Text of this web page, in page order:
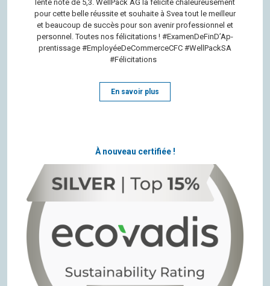
lente note de 5,3. Well­Pack AG la féli­cite cha­leu­reu­se­ment
pour cette belle réus­site et sou­haite à Svea tout le meilleur
et beau­coup de suc­cès pour son ave­nir pro­fes­sion­nel et
per­son­nel. Toutes nos féli­ci­ta­tions ! #Exa­men­De­Fin­D’Ap­
pren­tis­sage #Employée­De­Com­mer­ceCFC #Well­PackSA
#Félicitations
En savoir plus
À nouveau certifiée !